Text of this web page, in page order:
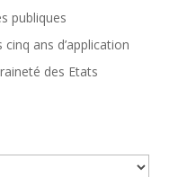
publiques
ans d’application
des Etats